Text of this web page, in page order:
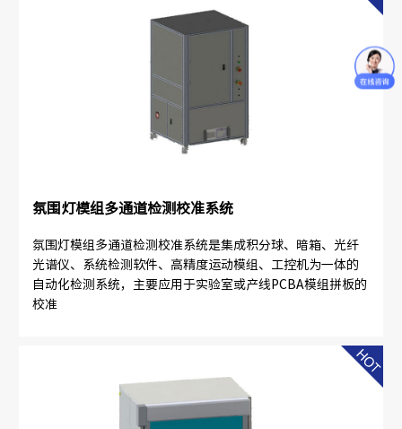
氛围灯模组多通道检测校准系统
氛围灯模组多通道检测校准系统是集成积分球、暗箱、光纤
光谱仪、系统检测软件、高精度运动模组、工控机为一体的
自动化检测系统，主要应用于实验室或产线PCBA模组拼板的
校准